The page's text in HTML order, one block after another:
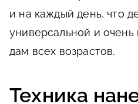
и на каждый день, что
универсальной и
дам всех возрастов.
Техника